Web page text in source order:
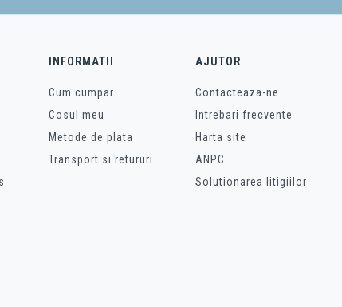
INFORMATII
Cum cumpar
Cosul meu
Metode de plata
Transport si retururi
AJUTOR
Contacteaza-ne
Intrebari frecvente
Harta site
ANPC
Solutionarea litigiilor